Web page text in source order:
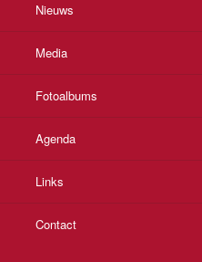
Nieuws
Media
Fotoalbums
Agenda
Links
Contact